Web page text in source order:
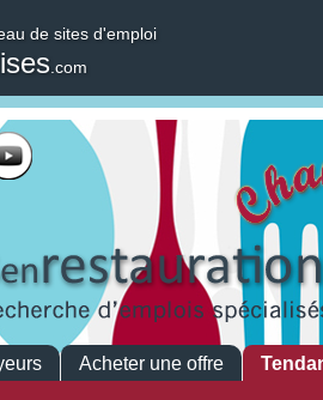
de sites d'emploi
.com
Acheter une offre